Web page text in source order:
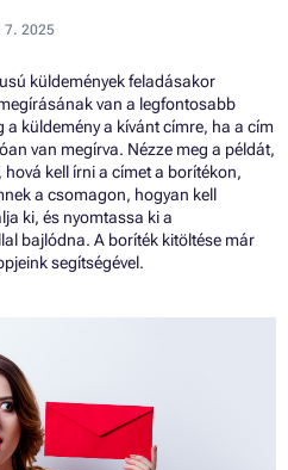
7. 2025
küldemények feladásakor
van a legfontosabb
a küldemény a kívánt címre, ha a cím
van megírva. Nézze meg a példát,
kell írni a címet a borítékon,
a csomagon, hogyan kell
ki, és nyomtassa ki a
bajlódna. A boríték kitöltése már
segítségével.